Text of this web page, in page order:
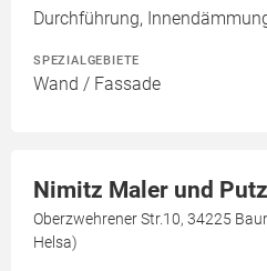
Durchführung,
SPEZIALGEBIETE
Wand / Fassade
Nimitz Maler und
Oberzwehrener Str.10, 34225
Helsa)